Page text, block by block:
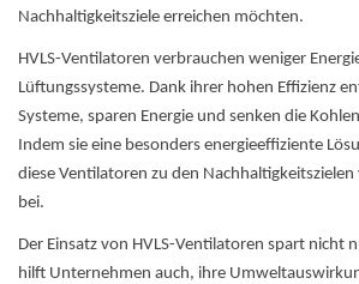
Nachhaltigkeitsziele erreichen möchten.
HVLS-Ventilatoren verbrauchen weniger
Lüftungssysteme. Dank ihrer hohen Effizienz
Systeme, sparen Energie und senken die
Indem sie eine besonders energieeffiziente
diese Ventilatoren zu den
bei.
Der Einsatz von HVLS-Ventilatoren spart nicht
hilft Unternehmen auch, ihre